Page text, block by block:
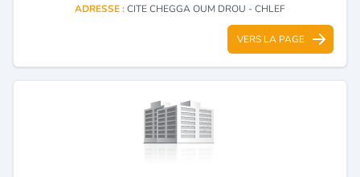
ADRESSE :CITE CHEGGA OUM DROU - CHLEF
VERS LA PAGE